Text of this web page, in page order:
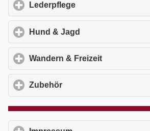
Lederpflege
Hund & Jagd
Wandern & Freizeit
Zubehör